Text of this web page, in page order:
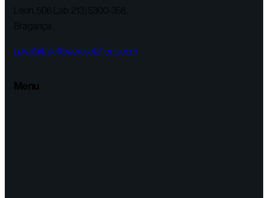
Leon, 506 Lab. 213 | 5300-358,
Bragança
geral@treeflowerssolutions.com
Menu